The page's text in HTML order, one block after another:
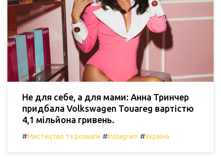
Не для себе, а для мами: Анна Тринчер
придбала Volkswagen Touareg вартістю
4,1 мільйона гривень.
#Мистецтво та розваги #Instagram #Україна